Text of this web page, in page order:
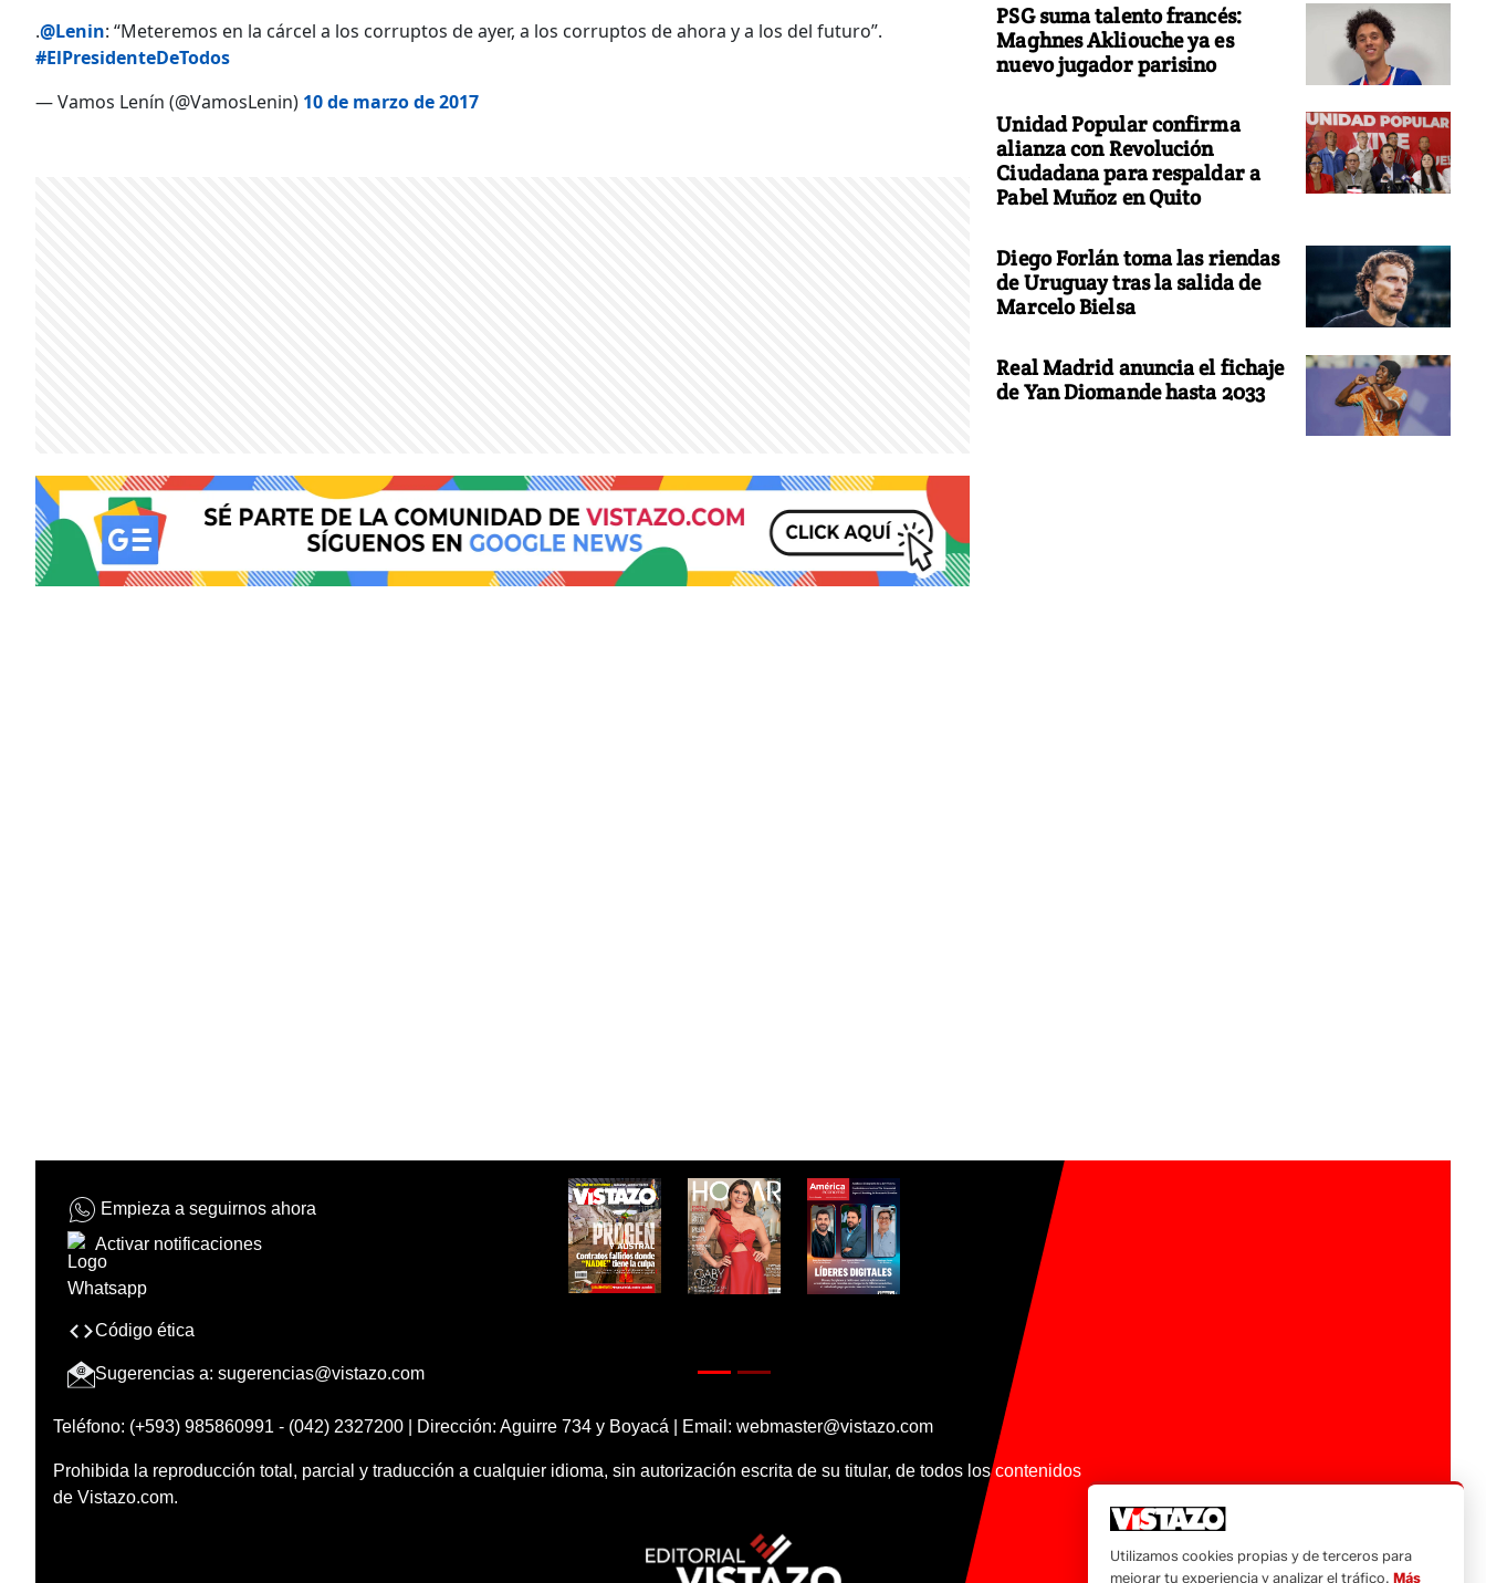
.@Lenin: “Meteremos en la cárcel a los corruptos de ayer, a los corruptos de ahora y a los del futuro”.
#ElPresidenteDeTodos
— Vamos Lenín (@VamosLenin) 10 de marzo de 2017
PSG suma talento francés:
Maghnes Akliouche ya es
nuevo jugador parisino
Unidad Popular confirma
alianza con Revolución
Ciudadana para respaldar a
Pabel Muñoz en Quito
Diego Forlán toma las riendas
de Uruguay tras la salida de
Marcelo Bielsa
Real Madrid anuncia el fichaje
de Yan Diomande hasta 2033
Empieza a seguirnos ahora
Activar notificaciones
Código ética
Sugerencias a: sugerencias@vistazo.com
Teléfono: (+593) 985860991 - (042) 2327200 | Dirección: Aguirre 734 y Boyacá | Email: webmaster@vistazo.com
Prohibida la reproducción total, parcial y traducción a cualquier idioma, sin autorización escrita de su titular, de todos los contenidos
de Vistazo.com.
Utilizamos cookies propias y de terceros para
mejorar tu experiencia y analizar el tráfico. Más